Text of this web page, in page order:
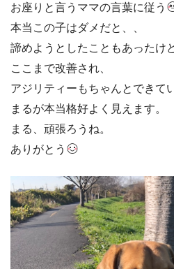
お座りと言うママの言葉に従う
本当この子はダメだと、、
諦めようとしたこともあったけど
ここまで改善され、
アジリティーもちゃんとできて
まるが本当格好よく見えます。
まる、頑張ろうね。
ありがとう